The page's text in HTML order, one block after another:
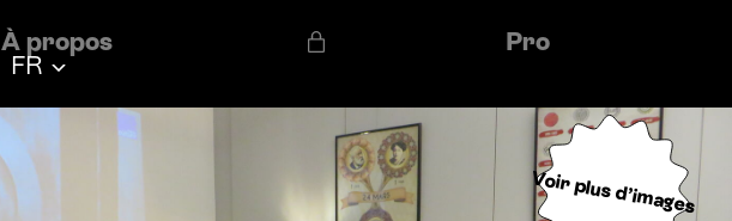
À propos Pro
Français
FR
Voir plus d’images